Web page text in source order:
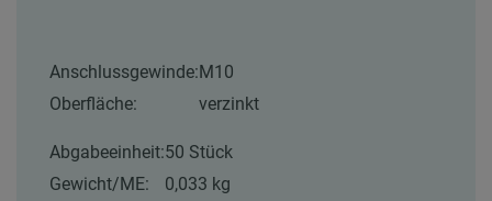
Anschlussgewinde:M10
Oberfläche:
verzinkt
Abgabeeinheit:50 Stück
Gewicht/ME:
0,033 kg